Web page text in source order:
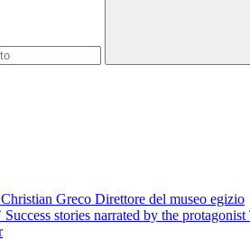
Greco Direttore del museo egizio
stories narrated by the